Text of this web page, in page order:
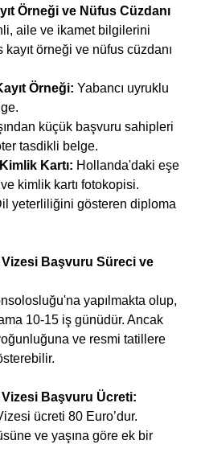
Örneği ve Nüfus Cüzdanı
aile ve ikamet bilgilerini
örneği ve nüfus cüzdanı
Örneği: Yabancı uyruklu
küçük başvuru sahipleri
tasdikli belge.
Kartı: Hollanda'daki eşe
kimlik kartı fotokopisi.
yeterliliğini gösteren diploma
Başvuru Süreci ve
yapılmakta olup,
10-15 iş günüdür. Ancak
ve resmi tatillere
Başvuru Ücreti:
ücreti 80 Euro’dur.
ve yaşına göre ek bir